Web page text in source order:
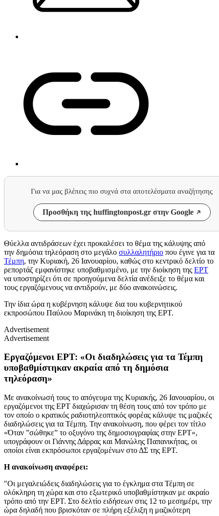
Για να μας βλέπεις πιο συχνά στα αποτελέσματα αναζήτησης
Προσθήκη της huffingtonpost.gr στην Google
Θύελλα αντιδράσεων έχει προκαλέσει το θέμα της κάλυψης από
την δημόσια τηλεόραση στο μεγάλο συλλαλητήριο που έγινε για τα
Τέμπη, την Κυριακή, 26 Ιανουαρίου, καθώς στο κεντρικό δελτίο το
ρεπορτάζ εμφανίστηκε υποβαθμισμένο, με την διοίκηση της ΕΡΤ
να υποστηρίζει ότι σε προηγούμενα δελτία ανέδειξε το θέμα και
τους εργαζόμενους να αντιδρούν, με δύο ανακοινώσεις.
Την ίδια ώρα η κυβέρνηση κάλυψε δια του κυβερνητικού
εκπροσώπου Παύλου Μαρινάκη τη διοίκηση της ΕΡΤ.
Advertisement
Advertisement
Εργαζόμενοι ΕΡΤ: «Οι διαδηλώσεις για τα Τέμπη
υποβαθμίστηκαν ακραία από τη δημόσια
τηλεόραση»
Με ανακοίνωσή τους το απόγευμα της Κυριακής, 26 Ιανουαρίου, οι
εργαζόμενοι της ΕΡΤ διαχώρισαν τη θέση τους από τον τρόπο με
τον οποίο ο κρατικός ραδιοτηλεοπτικός φορέας κάλυψε τις μαζικές
διαδηλώσεις για τα Τέμπη. Την ανακοίνωση, που φέρει τον τίτλο
«Όταν ”σώθηκε” το οξυγόνο της δημοσιογραφίας στην ΕΡΤ»,
υπογράφουν οι Γιάννης Δάρρας και Μανώλης Παπανικήτας, οι
οποίοι είναι εκπρόσωποι εργαζομένων στο ΔΣ της ΕΡΤ.
H ανακοίνωση αναφέρει:
″Οι μεγαλειώδεις διαδηλώσεις για το έγκλημα στα Τέμπη σε
ολόκληρη τη χώρα και στο εξωτερικό υποβαθμίστηκαν με ακραίο
τρόπο από την ΕΡΤ. Στο δελτίο ειδήσεων στις 12 το μεσημέρι, την
ώρα δηλαδή που βρισκόταν σε πλήρη εξέλιξη η μαζικότερη